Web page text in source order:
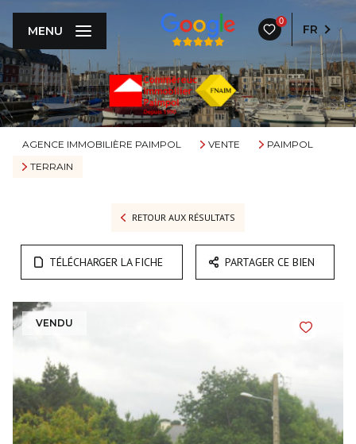
0
FR
MENU
AGENCE IMMOBILIÈRE PAIMPOL VENTE
PAIMPOL
TERRAIN
RETOUR AUX RÉSULTATS
TÉLÉCHARGER LA FICHE PARTAGER CE BIEN
VENDU